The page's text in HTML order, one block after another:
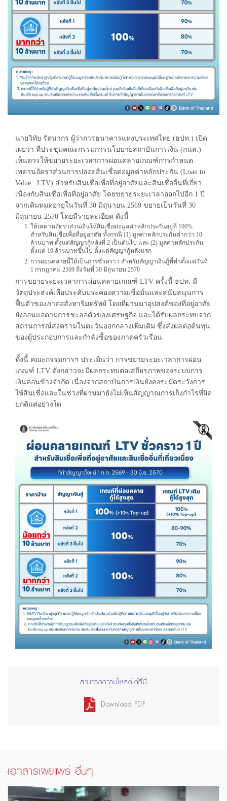
นายวิทัย รัตนากร ผู้ว่าการธนาคารแห่งประเทศไทย (ธปท.) เปิด
เผยว่า ที่ประชุมคณะกรรมการนโยบายสถาบันการเงิน (กนส.)
เห็นควรให้ขยายระยะเวลาการผ่อนคลายเกณฑ์การกำหนด
เพดานอัตราส่วนการปล่อยสินเชื่อต่อมูลค่าหลักประกัน (Loan to
Value : LTV) สำหรับสินเชื่อเพื่อที่อยู่อาศัยและสินเชื่ออื่นที่เกี่ยว
เนื่องกับสินเชื่อเพื่อที่อยู่อาศัย โดยขยายระยะเวลาออกไปอีก 1 ปี
จากเดิมหมดอายุในวันที่ 30 มิถุนายน 2569 ขยายเป็นวันที่ 30
มิถุนายน 2570 โดยมีรายละเอียด ดังนี้
ให้เพดานอัตราส่วนเงินให้สินเชื่อต่อมูลค่าหลักประกันอยู่ที่ 100%
สำหรับสินเชื่อเพื่อที่อยู่อาศัย ทั้งกรณี (1) มูลค่าหลักประกันต่ำกว่า 10
ล้านบาท ตั้งแต่สัญญากู้หลังที่ 2 เป็นต้นไป และ (2) มูลค่าหลักประกัน
ตั้งแต่ 10 ล้านบาทขึ้นไป ตั้งแต่สัญญากู้หลังแรก
การผ่อนคลายนี้ให้เป็นการชั่วคราว สำหรับสัญญาเงินกู้ที่ทำตั้งแต่วันที่
1 กรกฎาคม 2569 ถึงวันที่ 30 มิถุนายน 2570
การขยายระยะเวลาการผ่อนคลายเกณฑ์ LTV ครั้งนี้ ธปท. มี
วัตถุประสงค์เพื่อประคับประคองความเชื่อมั่นและสนับสนุนการ
ฟื้นตัวของภาคอสังหาริมทรัพย์ โดยที่ผ่านมาอุปสงค์ของที่อยู่อาศัย
ยังอ่อนแอตามการชะลอตัวของเศรษฐกิจ และได้รับผลกระทบจาก
สถานการณ์สงครามในตะวันออกกลางเพิ่มเติม ซึ่งส่งผลต่อต้นทุน
ของผู้ประกอบการและกำลังซื้อของภาคครัวเรือน
ทั้งนี้ คณะกรรมการฯ ประเมินว่า การขยายระยะเวลาการผ่อน
เกณฑ์ LTV ดังกล่าวจะมีผลกระทบต่อเสถียรภาพของระบบการ
เงินค่อนข้างจำกัด เนื่องจากสถาบันการเงินยังคงระมัดระวังการ
ให้สินเชื่อและในช่วงที่ผ่านมายังไม่เห็นสัญญาณการเก็งกำไรที่ผิด
ปกติแต่อย่างใด
สามารถดาวน์โหลดได้ที่นี่
Download PDF
เอกสารเผยแพร่ อื่นๆ